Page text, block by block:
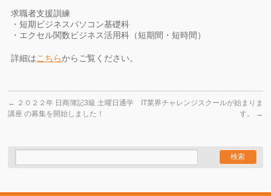
求職者支援訓練
・短期ビジネスパソコン基礎科
・エクセル関数ビジネス活用科（短期間・短時間）
詳細はこちらからご覧ください。
← ２０２２年 日商簿記3級 土曜日通学
講座 の募集を開始しました！
IT業界チャレンジスクールが始まりま
す。
→